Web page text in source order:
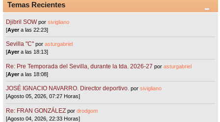
Temas Recientes
Djibril SOW porsivigliano
[Ayera las 22:23]
Sevilla "C"porasturgabriel
[Ayera las 18:13]
Re: Pre Temporada del Sevilla, durante la tda. 2026-27 porasturgabriel
[Ayera las 18:08]
JOSÉ IGNACIO NAVARRO. Director deportivo. porsivigliano
[Agosto 05, 2026, 07:27 Horas]
Re: FRAN GONZÁLEZ pordrodgom
[Agosto 04, 2026, 22:33 Horas]